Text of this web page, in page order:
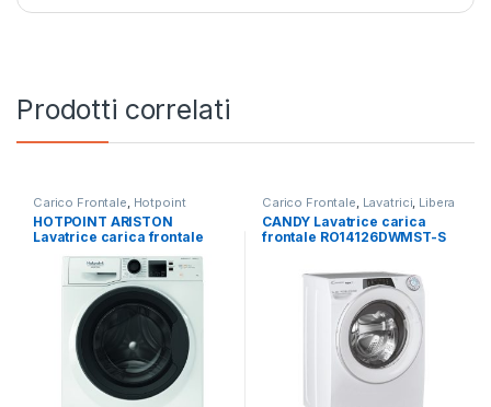
Prodotti correlati
Carico Frontale Hotpoint
Ariston, Lavatrici ,Libera
Installazione
HOTPOINT ARISTON
Lavatrice carica frontale
NF86WK IT 8 KG 1400 GIRI
Carico Frontale Lavatrici Libera
Installazione
CANDY Lavatrice carica
frontale RO14126DWMST-S